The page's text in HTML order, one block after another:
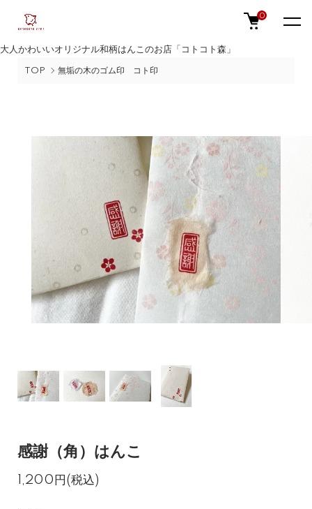
大人かわいいオリジナル和柄はんこのお店「コトコト森」
0
TOP 無垢の木のゴム印 コト印
感謝（角）はんこ
1,200円(税込)